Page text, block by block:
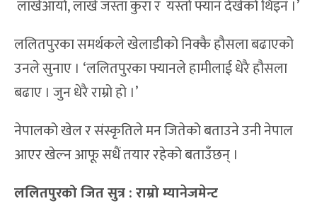
लाखेआयो, लाखे जस्ता कुरा र यस्तो फ्यान देखेको थिइनँ ।’
ललितपुरका समर्थकले खेलाडीको निक्कै हौसला बढाएको
उनले सुनाए । ‘ललितपुरका फ्यानले हामीलाई धेरै हौसला
बढाए । जुन धेरै राम्रो हो ।’
नेपालको खेल र संस्कृतिले मन जितेको बताउने उनी नेपाल
आएर खेल्न आफू सधैं तयार रहेको बताउँछन् ।
ललितपुरको जित सुत्र:राम्रो म्यानेजमेन्ट